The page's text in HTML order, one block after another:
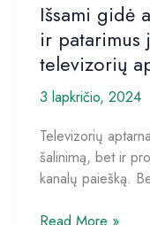
Išsami gidė
ir patarimus
televizorių
3 lapkričio, 2024
Televizorių
šalinimą, bet ir
kanalų paiešką.
Išsami